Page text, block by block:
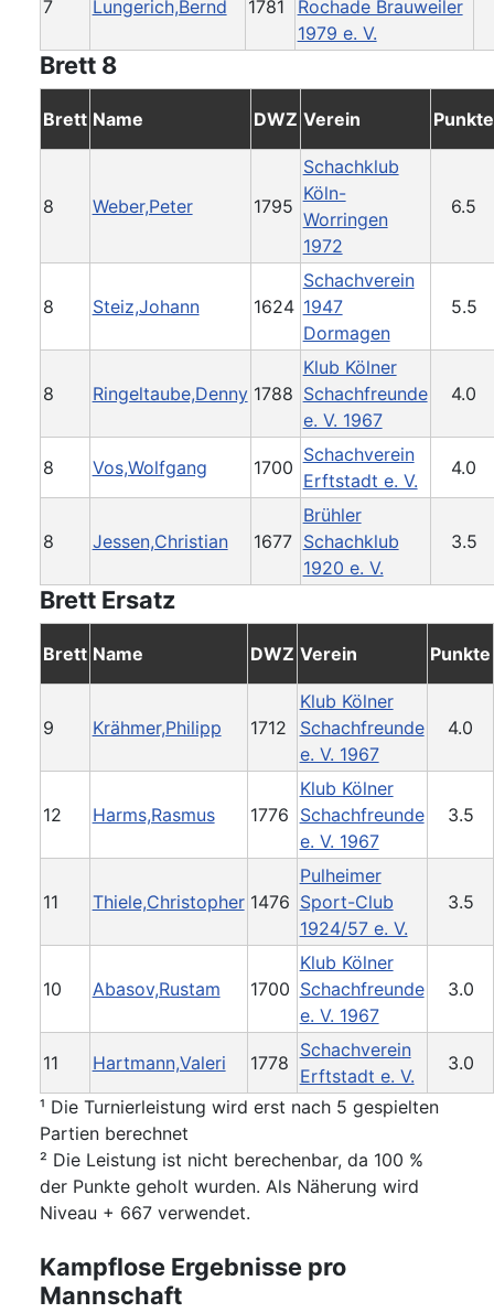
7 Lungerich,Bernd 1781
Rochade Brauweiler
1979 e. V.
Brett 8
Brett Name DWZ Verein Punkte
8 Weber,Peter 1795
Schachklub
Köln-
Worringen
1972
6.5
8 Steiz,Johann 1624
Schachverein
1947
Dormagen
5.5
8 Ringeltaube,Denny 1788
Klub Kölner
Schachfreunde
e. V. 1967
4.0
8 Vos,Wolfgang 1700
Schachverein
Erftstadt e. V.
4.0
8 Jessen,Christian 1677
Brühler
Schachklub
1920 e. V.
3.5
Brett Ersatz
Brett Name DWZ Verein Punkte
9 Krähmer,Philipp 1712
Klub Kölner
Schachfreunde
e. V. 1967
4.0
12 Harms,Rasmus 1776
Klub Kölner
Schachfreunde
e. V. 1967
3.5
11 Thiele,Christopher 1476
Pulheimer
Sport-Club
1924/57 e. V.
3.5
10 Abasov,Rustam 1700
Klub Kölner
Schachfreunde
e. V. 1967
3.0
11 Hartmann,Valeri 1778
Schachverein
Erftstadt e. V.
3.0
¹ Die Turnierleistung wird erst nach 5 gespielten
Partien berechnet
² Die Leistung ist nicht berechenbar, da 100 %
der Punkte geholt wurden. Als Näherung wird
Niveau + 667 verwendet.
Kampflose Ergebnisse pro
Mannschaft